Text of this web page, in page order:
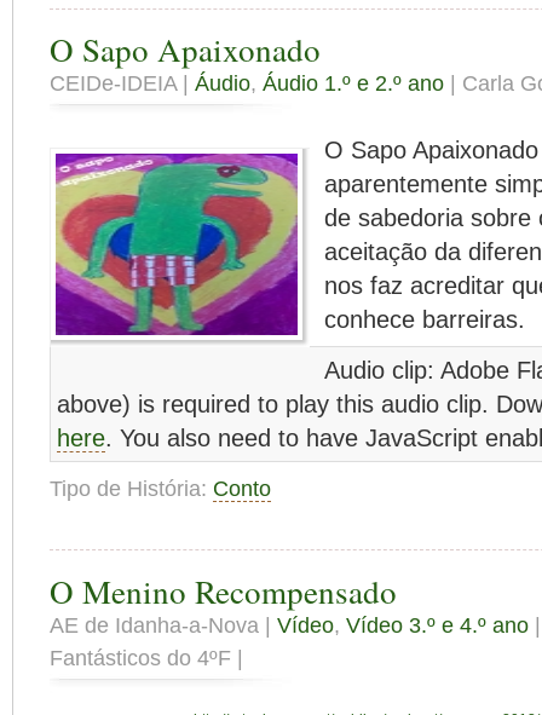
O Sapo Apaixonado
CEIDe-IDEIA | Áudio, Áudio 1.º e 2.º ano | Carla
O Sapo
aparentemente
de sabedoria
aceitação da
nos faz acreditar
conhece barreiras.
Audio clip: Adobe
above) is required to play this audio clip.
here. You also need to have JavaScript
Tipo de História: Conto
O Menino Recompensado
AE de Idanha-a-Nova | Vídeo, Vídeo 3.º e 4.º ano
Fantásticos do 4ºF |